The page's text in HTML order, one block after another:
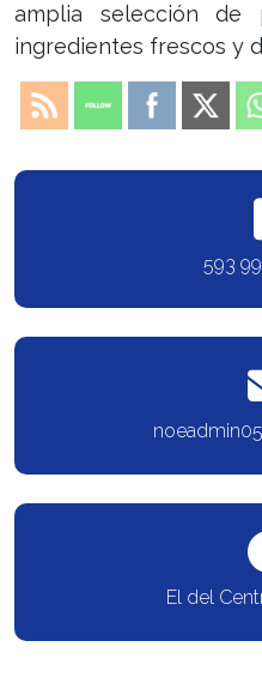
amplia selección de
ingredientes frescos y
593
El del